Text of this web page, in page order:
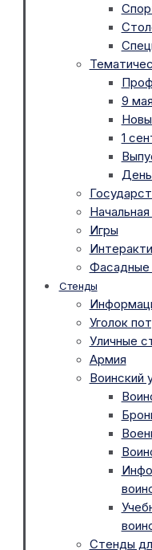
9 мая
1
Игры
Фасадные
Стенды
Уголок
Уличные
Армия
Воинский
Стенды